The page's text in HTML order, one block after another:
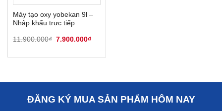
Máy tạo oxy yobekan 9l –
Nhập khẩu trực tiếp
11.900.000₫ Giá
11.900.000₫.
7.900.000₫Giá
là:
ĐĂNG KÝ MUA SẢN PHẨM HÔM NAY